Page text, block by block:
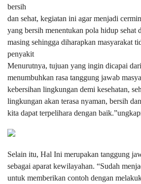
bersih
dan sehat, kegiatan ini agar menjadi
yang bersih menentukan pola hidup sehat
masing sehingga diharapkan masyarakat
penyakit
Menurutnya, tujuan yang ingin dicapai
menumbuhkan rasa tanggung jawab
kebersihan lingkungan demi kesehatan,
lingkungan akan terasa nyaman, bersih
kita dapat terpelihara dengan
Selain itu, Hal Ini merupakan tanggung
sebagai aparat kewilayahan. “Sudah
untuk memberikan contoh dengan